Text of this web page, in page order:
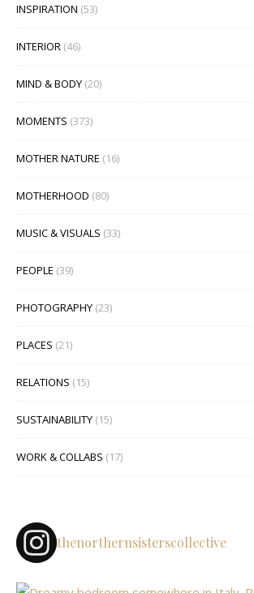
INSPIRATION (53)
INTERIOR (46)
MIND & BODY (20)
MOMENTS (373)
MOTHER NATURE (16)
MOTHERHOOD (80)
MUSIC & VISUALS (33)
PEOPLE (39)
PHOTOGRAPHY (23)
PLACES (21)
RELATIONS (15)
SUSTAINABILITY (15)
WORK & COLLABS (17)
thenorthernsisterscollective